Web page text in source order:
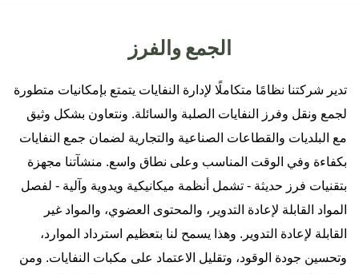
الجمع والفرز
تدير شركتنا نظامًا متكاملًا لإدارة النفايات يتمتع بإمكانيات متطورة
لجمع ونقل وفرز النفايات الصلبة والسائلة. ونتعاون بشكل وثيق
مع البلديات والقطاعات الصناعية والتجارية لضمان جمع النفايات
بكفاءة وفي الوقت المناسب وعلى نطاق واسع. منشآتنا مجهزة
بتقنيات فرز حديثة - تشمل أنظمة ميكانيكية ويدوية وآلية - لفصل
المواد القابلة لإعادة التدوير، والمحتوى العضوي، والمواد غير
القابلة لإعادة التدوير. وهذا يسمح لنا بتعظيم استرداد الموارد،
وتحسين جودة الوقود، وتقليل الاعتماد على مكبات النفايات. ومن